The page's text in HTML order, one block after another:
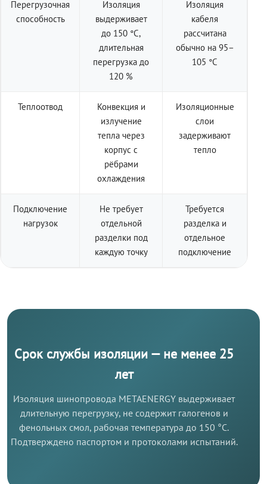
Перегрузочная
способность
Изоляция
выдерживает
до 150 °C,
длительная
перегрузка до
120 %
Изоляция
кабеля
рассчитана
обычно на 95–
105 °C
Теплоотвод
Конвекция и
излучение
тепла через
корпус с
рёбрами
охлаждения
Изоляционные
слои
задерживают
тепло
Подключение
нагрузок
Не требует
отдельной
разделки под
каждую точку
Требуется
разделка и
отдельное
подключение
Срок службы изоляции — не менее 25
лет
Изоляция шинопровода METAENERGY выдерживает
длительную перегрузку, не содержит галогенов и
фенольных смол, рабочая температура до 150 °C.
Подтверждено паспортом и протоколами испытаний.